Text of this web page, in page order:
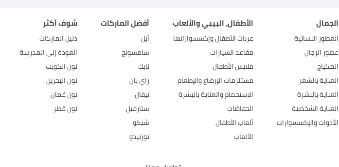
الجمال
العطور النسائية
عطور الرجال
المكياج
العناية بالشعر
العناية بالبشرة
العناية الشخصية
الأدوات والإكسسوارات
الأطفال، البيبي والألعاب
عربات الأطفال وإكسسواراتها
مقاعد السيارات
ملابس الأطفال
مستلزمات الإرضاع والإطعام
الاستحمام والعناية بالبشرة
الحفاضات
ألعاب الأطفال
الألعاب
أفضل الماركات
أبل
سامسونج
نايك
راي بان
تيفال
ستارفيل
شيكو
تورنيدو
شوف أكثر
دليل الماركات
العودة إلى المدرسة
نون الكويت
نون البحرين
نون عُمان
نون قطر